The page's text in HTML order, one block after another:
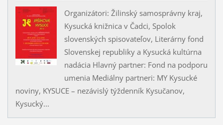
Organizátori: Žilinský samosprávny kraj,
Kysucká knižnica v Čadci, Spolok
slovenských spisovateľov, Literárny fond
Slovenskej republiky a Kysucká kultúrna
nadácia Hlavný partner: Fond na podporu
umenia Mediálny partneri: MY Kysucké
noviny, KYSUCE – nezávislý týždenník Kysučanov,
Kysucký...